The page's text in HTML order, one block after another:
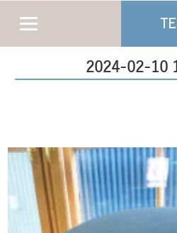
2024-02-10